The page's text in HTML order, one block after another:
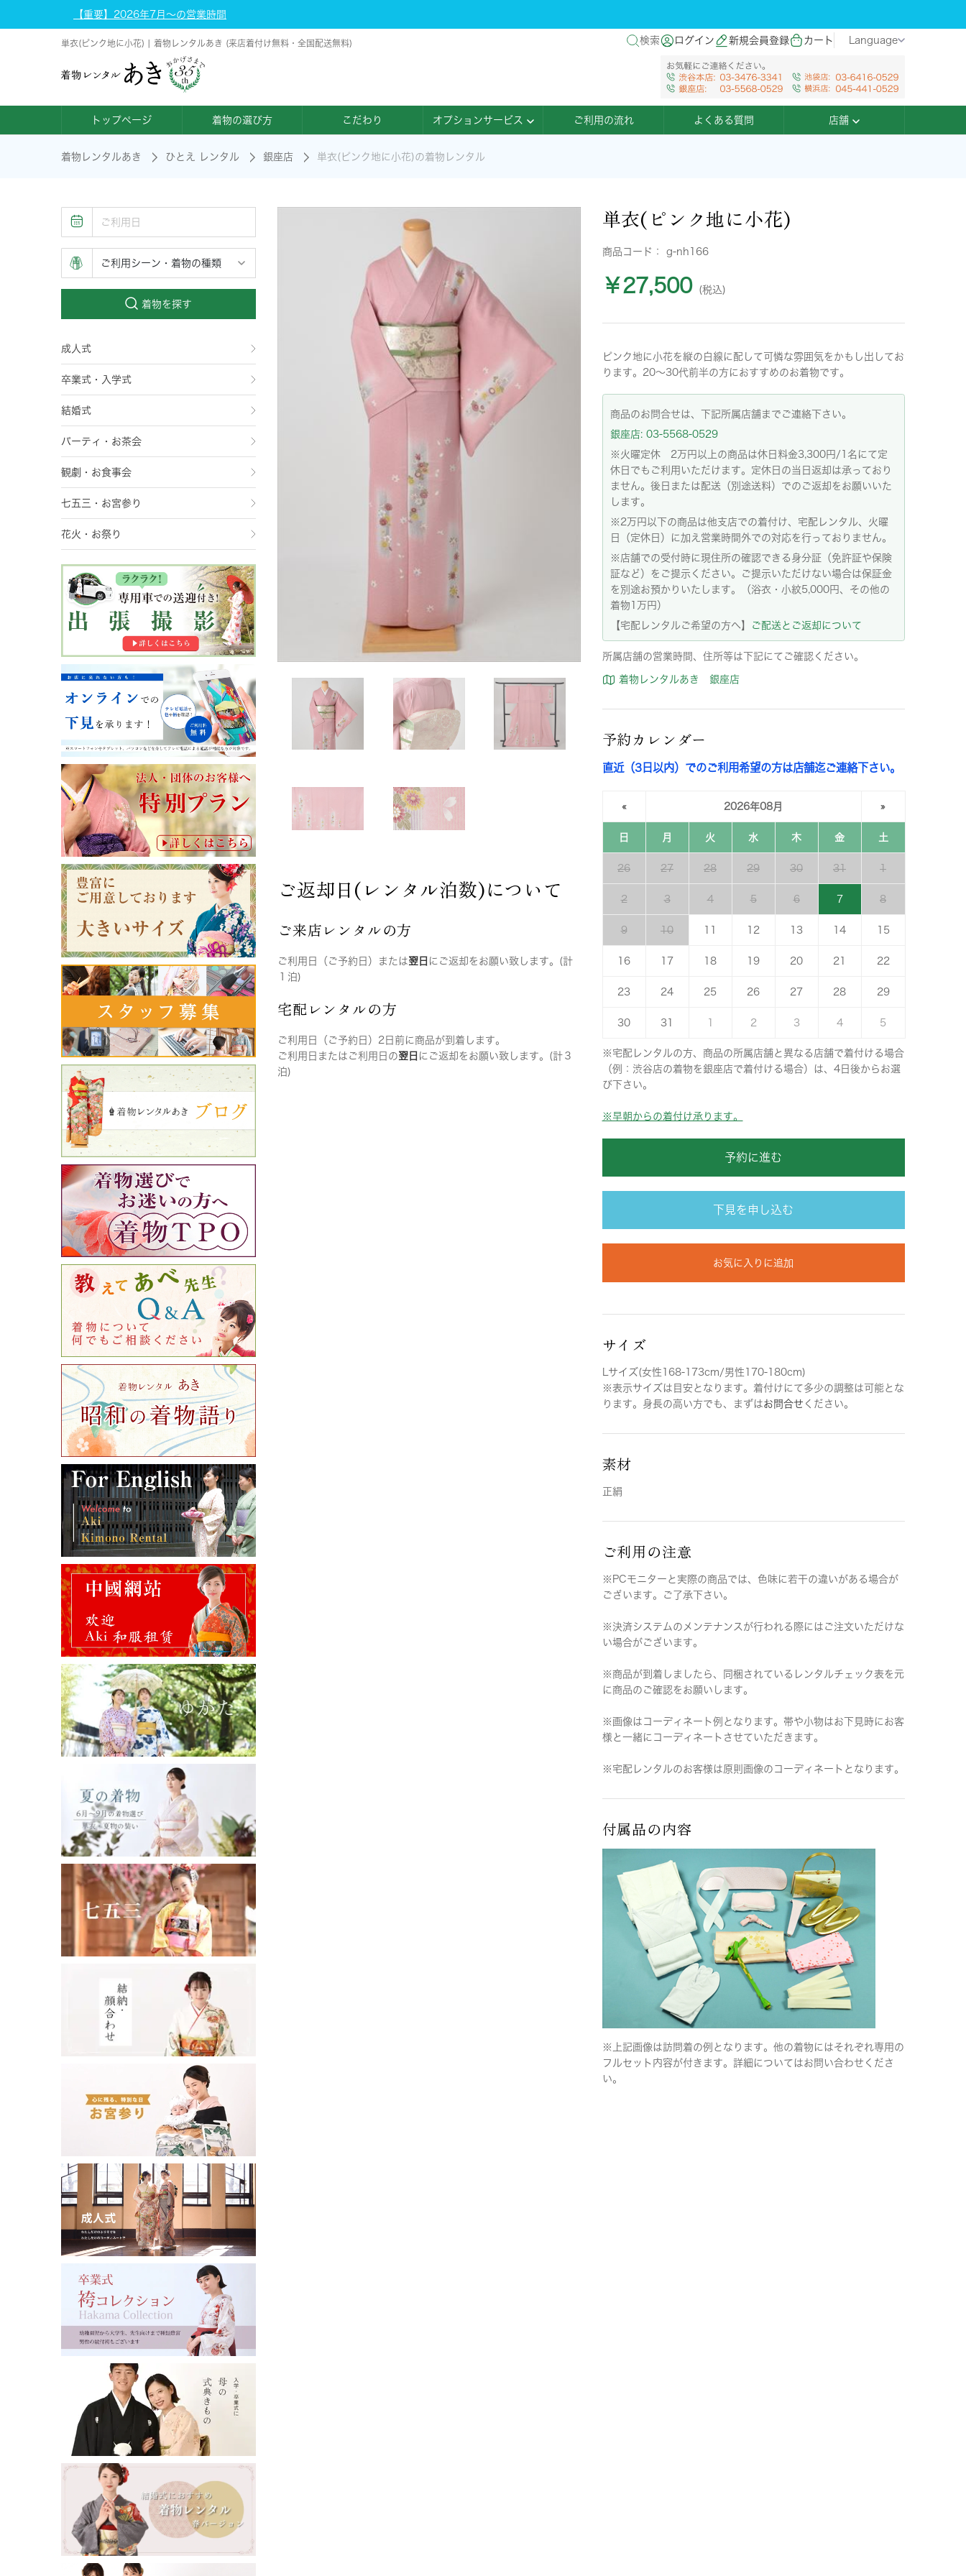
【重要】2026年7月～の営業時間
単衣(ピンク地に小花) | 着物レンタルあき (来店着付け無料・全国配送無料) 検索 ログイン 新規会員登録 カート Language
トップページ 着物の選び方 こだわり オプションサービス ご利用の流れ よくある質問 店舗
着物レンタルあき ひとえ レンタル 銀座店 単衣(ピンク地に小花)の着物レンタル
着物を探す
成人式
卒業式・入学式
結婚式
パーティ・お茶会
観劇・お食事会
七五三・お宮参り
花火・お祭り
ご返却日(レンタル泊数)について
ご来店レンタルの方
ご利用日（ご予約日）または翌日 にご返却をお願い致します。(計
１泊)
宅配レンタルの方
ご利用日（ご予約日）2日前に商品が到着します。
ご利用日またはご利用日の翌日 にご返却をお願い致します。(計３
泊)
単衣(ピンク地に小花)
商品コード： g-nh166
￥27,500 (税込)
ピンク地に小花を縦の白線に配して可憐な雰囲気をかもし出してお
ります。20〜30代前半の方におすすめのお着物です。
商品のお問合せは、下記所属店舗までご連絡下さい。
銀座店: 03-5568-0529
※火曜定休 2万円以上の商品は休日料金3,300円/1名にて定
休日でもご利用いただけます。定休日の当日返却は承っており
ません。後日または配送（別途送料）でのご返却をお願いいた
します。
※2万円以下の商品は他支店での着付け、宅配レンタル、火曜
日（定休日）に加え営業時間外での対応を行っておりません。
※店舗での受付時に現住所の確認できる身分証（免許証や保険
証など）をご提示ください。ご提示いただけない場合は保証金
を別途お預かりいたします。（浴衣・小紋5,000円、その他の
着物1万円）
【宅配レンタルご希望の方へ】
ご配送とご返却について
所属店舗の営業時間、住所等は下記にてご確認ください。
着物レンタルあき 銀座店
予約カレンダー
直近（3日以内）でのご利用希望の方は店舗迄ご連絡下さい。
« 2026年08月 »
日 月 火 水 木 金 土
26 27 28 29 30 31 1
2 3 4 5 6 7 8
9 10 12 13 14 15
16 17 18 19 20 21 22
23 24 25 26 27 28 29
30 31 2 3 4 5
※宅配レンタルの方、商品の所属店舗と異なる店舗で着付ける場合
（例：渋谷店の着物を銀座店で着付ける場合）は、4日後からお選
び下さい。
※早朝からの着付け承ります。
予約に進む
下見を申し込む
お気に入りに追加
サイズ
Lサイズ(女性168-173cm/男性170-180cm)
※表示サイズは目安となります。着付けにて多少の調整は可能とな
ります。身長の高い方でも、まずはお問合せ ください。
素材
正絹
ご利用の注意
※PCモニターと実際の商品では、色味に若干の違いがある場合が
ございます。ご了承下さい。
※決済システムのメンテナンスが行われる際にはご注文いただけな
い場合がございます。
※商品が到着しましたら、同梱されているレンタルチェック表を元
に商品のご確認をお願いします。
※画像はコーディネート例となります。帯や小物はお下見時にお客
様と一緒にコーディネートさせていただきます。
※宅配レンタルのお客様は原則画像のコーディネートとなります。
付属品の内容
※上記画像は訪問着の例となります。他の着物にはそれぞれ専用の
フルセット内容が付きます。詳細についてはお問い合わせくださ
い。